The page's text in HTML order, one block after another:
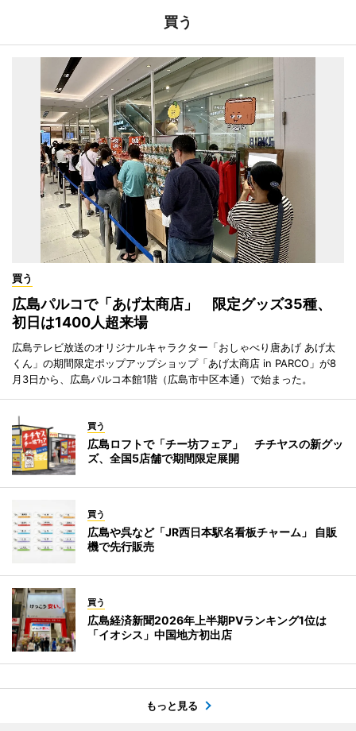
買う
買う
広島パルコで「あげ太商店」 限定グッズ35種、
初日は1400人超来場
広島テレビ放送のオリジナルキャラクター「おしゃべり唐あげ あげ太
くん」の期間限定ポップアップショップ「あげ太商店 in PARCO」が8
月3日から、広島パルコ本館1階（広島市中区本通）で始まった。
買う
広島ロフトで「チー坊フェア」 チチヤスの新グッ
ズ、全国5店舗で期間限定展開
買う
広島や呉など「JR西日本駅名看板チャーム」 自販
機で先行販売
買う
広島経済新聞2026年上半期PVランキング1位は
「イオシス」中国地方初出店
もっと見る